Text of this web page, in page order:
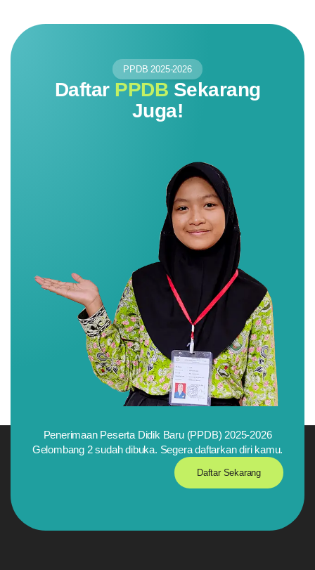
PPDB 2025-2026
Daftar PPDB Sekarang
Juga!
Penerimaan Peserta Didik Baru (PPDB) 2025-2026
Gelombang 2 sudah dibuka. Segera daftarkan diri kamu.
Daftar Sekarang